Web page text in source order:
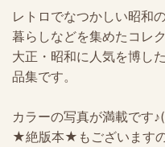
レトロでなつかしい昭和
暮らしなどを集めたコレ
大正・昭和に人気を博し
品集です。
カラーの写真が満載です
★絶版本★もございますの